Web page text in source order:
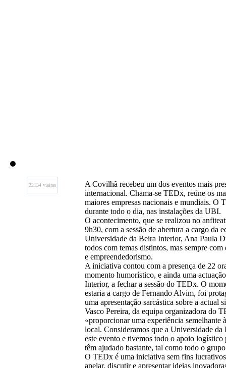
22134 visitas
A Covilhã recebeu um dos eventos mais
internacional. Chama-se TEDx, reúne os
maiores empresas nacionais e mundiais. O
durante todo o dia, nas instalações da UBI.
O acontecimento, que se realizou no
9h30, com a sessão de abertura a cargo da
Universidade da Beira Interior, Ana Paula
todos com temas distintos, mas sempre
e empreendedorismo.
A iniciativa contou com a presença de 22
momento humorístico, e ainda uma
Interior, a fechar a sessão do TEDx. O
estaria a cargo de Fernando Alvim, foi
uma apresentação sarcástica sobre a actual
Vasco Pereira, da equipa organizadora do
«proporcionar uma experiência
local. Consideramos que a Universidade
este evento e tivemos todo o apoio logístico
têm ajudado bastante, tal como todo o
O TEDx é uma iniciativa sem fins
apelar, discutir e apresentar ideias